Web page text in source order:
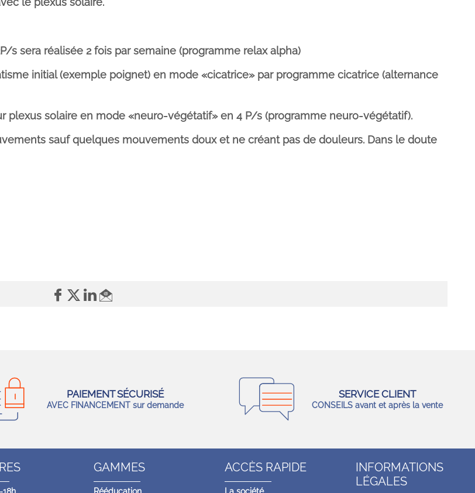
sera réalisée 2 fois par semaine (programme relax alpha)
initial (exemple poignet) en mode «cicatrice» par programme cicatrice (alternance
plexus solaire en mode «neuro-végétatif» en 4 P/s (programme neuro-végétatif).
sauf quelques mouvements doux et ne créant pas de douleurs. Dans le doute
PAIEMENT SÉCURISÉ
AVEC FINANCEMENT sur demande
SERVICE CLIENT
CONSEILS avant et après la vente
GAMMES ACCÈS RAPIDE
INFORMATIONS
LÉGALES